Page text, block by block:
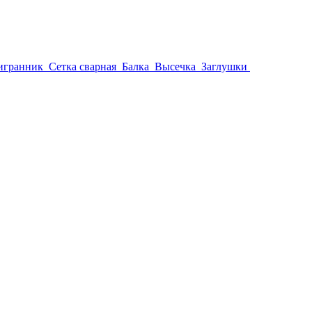
Сетка сварная Балка Высечка Заглушки